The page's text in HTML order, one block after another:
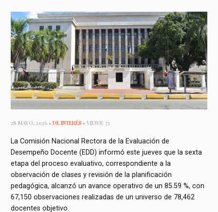
28 MAYO, 2026 •DE INTERÉS • VIEWS: 73
La Comisión Nacional Rectora de la Evaluación de
Desempeño Docente (EDD) informó este jueves que la sexta
etapa del proceso evaluativo, correspondiente a la
observación de clases y revisión de la planificación
pedagógica, alcanzó un avance operativo de un 85.59 %, con
67,150 observaciones realizadas de un universo de 78,462
docentes objetivo.